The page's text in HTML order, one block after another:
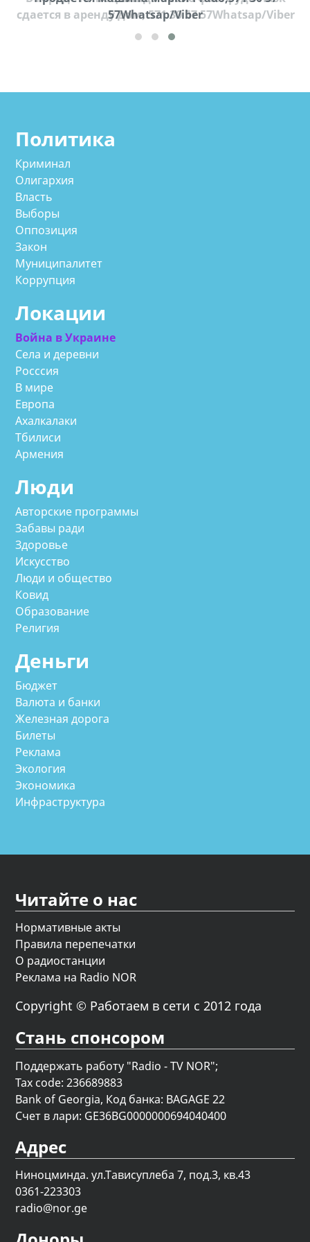
cдается в аренду дом, 571 30 57 57Whatsap/Viber
57Whatsap/Viber
Политика
Криминал
Олигархия
Власть
Выборы
Оппозиция
Закон
Муниципалитет
Коррупция
Локации
Война в Украине
Села и деревни
Росссия
В мире
Европа
Ахалкалаки
Тбилиси
Армения
Люди
Авторские программы
Забавы ради
Здоровье
Искусство
Люди и общество
Ковид
Образование
Религия
Деньги
Бюджет
Валюта и банки
Железная дорога
Билеты
Реклама
Экология
Экономика
Инфраструктура
Читайте о нас
Нормативные акты
Правила перепечатки
О радиостанции
Реклама на Radio NOR
Copyright © Работаем в сети с 2012 года
Стань спонсором
Поддержать работу "Radio - TV NOR";
Tax code: 236689883
Bank of Georgia, Код банка: BAGAGE 22
Счет в лари: GE36BG0000000694040400
Адрес
Ниноцминда. ул.Тависуплеба 7, под.3, кв.43
0361-223303
radio@nor.ge